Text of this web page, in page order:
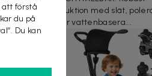
träkonstruktion med slät,
barnsäker vattenbasera...
att förstå
du på
Du kan